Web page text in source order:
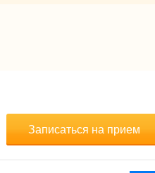
Записаться на прием